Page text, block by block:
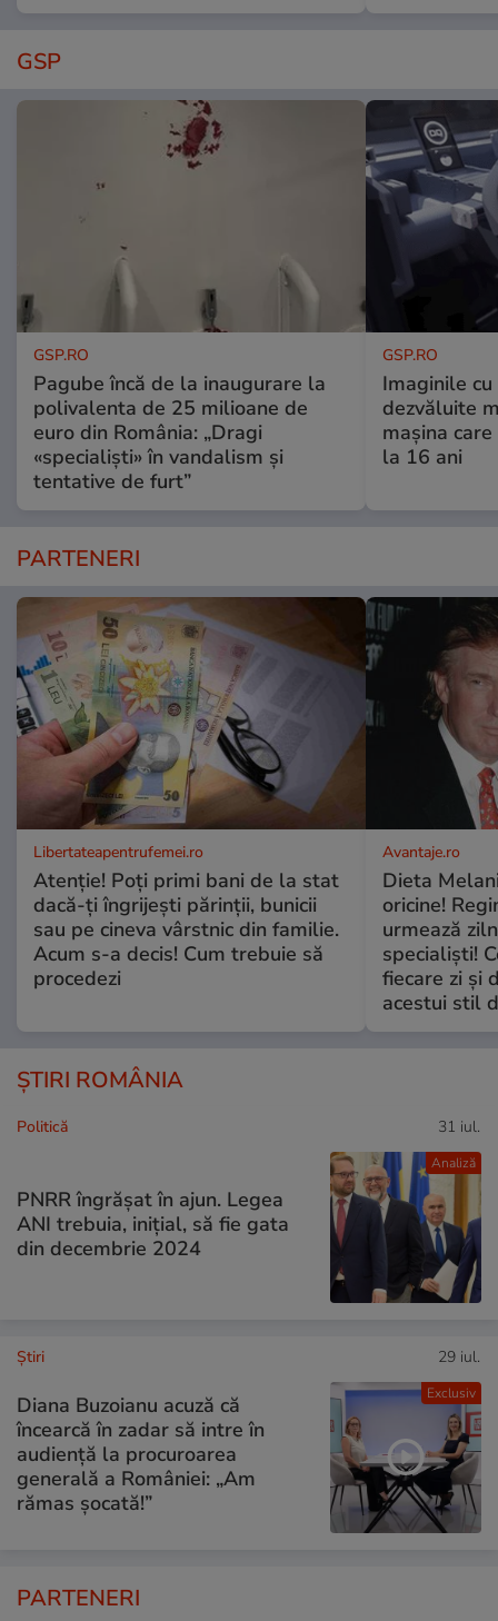
GSP
GSP.RO
Pagube încă de la inaugurare la
polivalenta de 25 milioane de
euro din România: „Dragi
«specialiști» în vandalism și
tentative de furt”
GSP.RO
Imaginile
dezvăluite
mașina
la 16 ani
PARTENERI
Libertateapentrufemei.ro
Atenție! Poți primi bani de la stat
dacă-ți îngrijești părinții, bunicii
sau pe cineva vârstnic din familie.
Acum s-a decis! Cum trebuie să
procedezi
Avantaje.ro
Dieta
oricine!
urmează
specialiști!
fiecare zi și
acestui stil
ȘTIRI ROMÂNIA
Analiză
Politică 31 iul.
PNRR îngrășat în ajun. Legea
ANI trebuia, inițial, să fie gata
din decembrie 2024
Exclusiv
Ştiri 29 iul.
Diana Buzoianu acuză că
încearcă în zadar să intre în
audiență la procuroarea
generală a României: „Am
rămas șocată!”
PARTENERI